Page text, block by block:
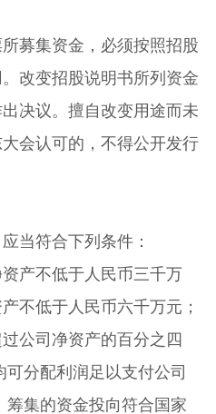
募集资金，必须按照招股
改变招股说明书所列资金
决议。擅自改变用途而未
会认可的，不得公开发行
当符合下列条件：
资产不低于人民币三千万
不低于人民币六千万元；
公司净资产的百分之四
分配利润足以支付公司
集的资金投向符合国家